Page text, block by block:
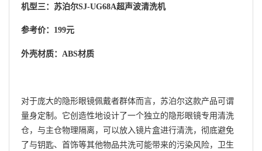
机型三：苏泊尔SJ-UG68A超声波清洗机
参考价：199元
外壳材质：ABS材质
对于庞大的隐形眼镜佩戴者群体而言，苏泊尔这款产品可谓
量身定制。它创造性地设计了一个独立的隐形眼镜专用清洗
仓，与主仓物理隔离，可以放入镜片盒进行清洗，彻底避免
了与钥匙、首饰等其他物品共洗可能带来的污染风险，卫生